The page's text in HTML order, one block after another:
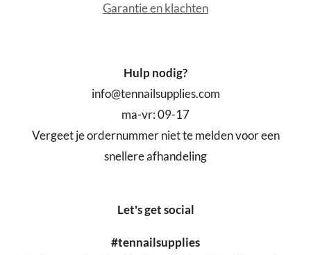
Garantie en klachten
Hulp nodig?
info@tennailsupplies.com
ma-vr: 09-17
Vergeet je ordernummer niet te melden voor een
snellere afhandeling
Let's get social
#tennailsupplies